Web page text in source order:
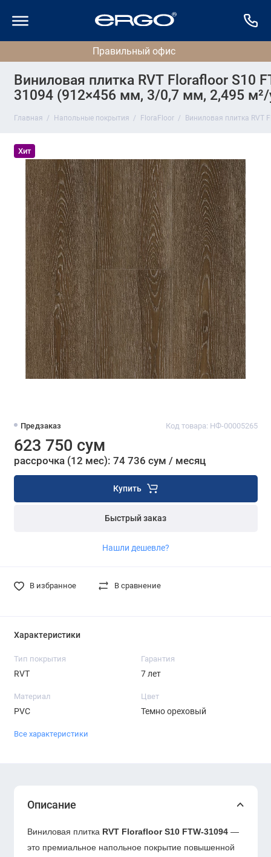
Виниловая плитка RVT Florafloor S10
31094 (912×456 мм, 3/0,7 мм, 2,495 м²/
Главная Напольные покрытия FloraFloor Виниловая плитка RVT
Хит
Предзаказ Код товара: НФ-00005265
623 750 сум
рассрочка (12 мес): 74 736 сум / месяц
Купить
Быстрый заказ
Нашли дешевле?
В избранное В сравнение
Характеристики
Тип покрытия
RVT
Гарантия
7 лет
Материал
PVC
Цвет
Темно ореховый
Все характеристики
Описание
Виниловая плитка RVT Florafloor S10 FTW-31094 —
это премиальное напольное покрытие повышенной